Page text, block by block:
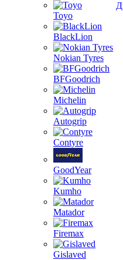
Toyo
BlackLion
Nokian Tyres
BFGoodrich
Michelin
Autogrip
Contyre
GoodYear
Kumho
Matador
Firemax
Gislaved